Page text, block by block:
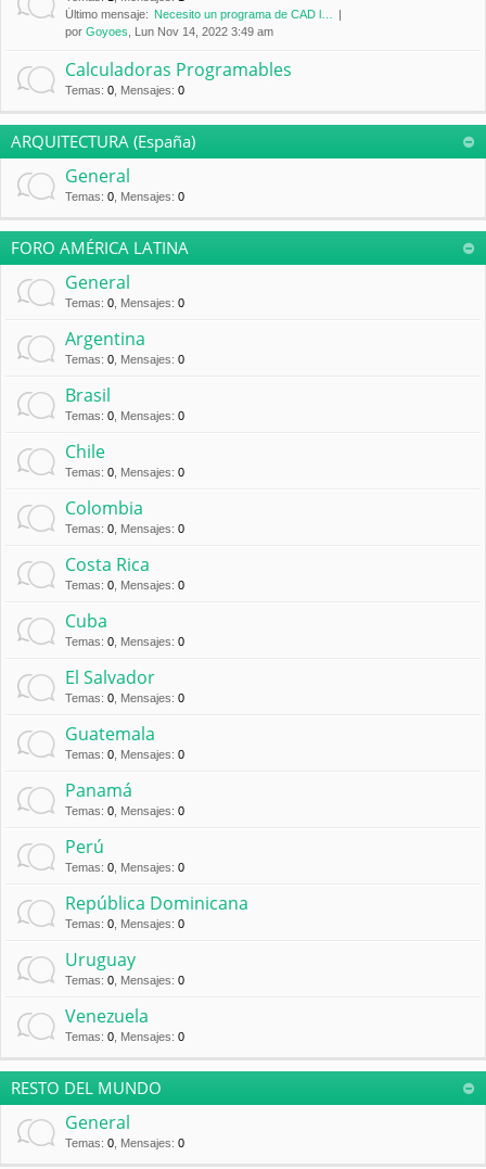
Último mensaje: Necesito un programa de CAD l…
por Goyoes , Lun Nov 14, 2022 3:49 am
Calculadoras Programables
Temas: 0 Mensajes: 0
ARQUITECTURA (España)
General
Temas: 0 Mensajes: 0
FORO AMÉRICA LATINA
General
Temas: 0 Mensajes: 0
Argentina
Temas: 0 Mensajes: 0
Brasil
Temas: 0 Mensajes: 0
Chile
Temas: 0 Mensajes: 0
Colombia
Temas: 0 Mensajes: 0
Costa Rica
Temas: 0 Mensajes: 0
Cuba
Temas: 0 Mensajes: 0
El Salvador
Temas: 0 Mensajes: 0
Guatemala
Temas: 0 Mensajes: 0
Panamá
Temas: 0 Mensajes: 0
Perú
Temas: 0 Mensajes: 0
República Dominicana
Temas: 0 Mensajes: 0
Uruguay
Temas: 0 Mensajes: 0
Venezuela
Temas: 0 Mensajes: 0
RESTO DEL MUNDO
General
Temas: 0 Mensajes: 0